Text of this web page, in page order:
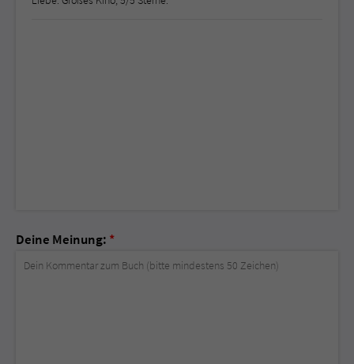
Deine Meinung: *